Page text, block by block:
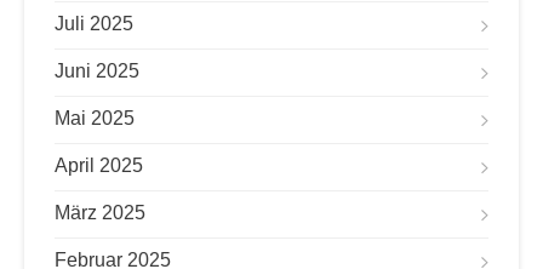
Juli 2025
Juni 2025
Mai 2025
April 2025
März 2025
Februar 2025